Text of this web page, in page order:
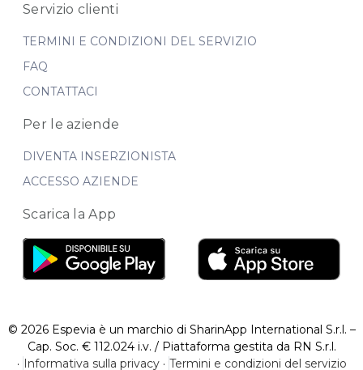
Servizio clienti
TERMINI E CONDIZIONI DEL SERVIZIO
FAQ
CONTATTACI
Per le aziende
DIVENTA INSERZIONISTA
ACCESSO AZIENDE
Scarica la App
© 2026 Espevia è un marchio di SharinApp International S.r.l. –
Cap. Soc. € 112.024 i.v. / Piattaforma gestita da RN S.r.l.
· Informativa sulla privacy· Termini e condizioni del servizio